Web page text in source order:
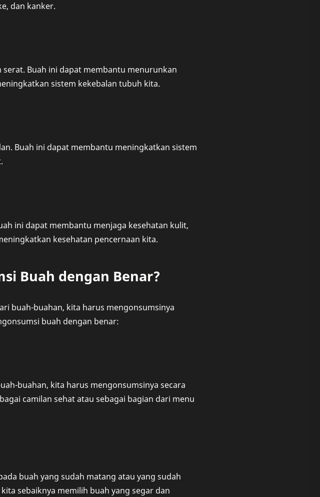
dan kanker.
Buah ini dapat membantu menurunkan
sistem kekebalan tubuh kita.
Buah ini dapat membantu meningkatkan sistem
ini dapat membantu menjaga kesehatan kulit,
kesehatan pencernaan kita.
Buah dengan Benar?
buah-buahan, kita harus mengonsumsinya
buah dengan benar:
buahan, kita harus mengonsumsinya secara
camilan sehat atau sebagai bagian dari menu
buah yang sudah matang atau yang sudah
sebaiknya memilih buah yang segar dan